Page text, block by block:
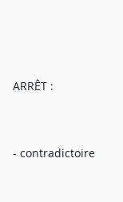
ARRÊT :
- contradictoire